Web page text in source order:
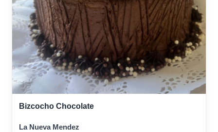
Bizcocho Chocolate
La Nueva Mendez